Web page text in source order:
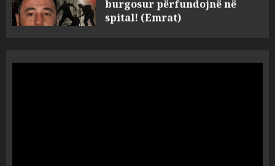
4
AUGUST 8, 2026